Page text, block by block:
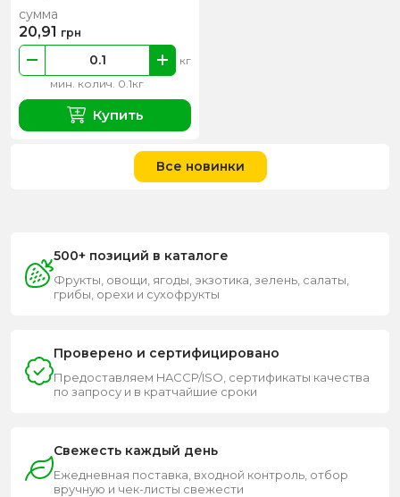
мин. колич. 0.1кг
кг
сумма
20,91 грн
Купить
Все новинки
500+ позиций в каталоге
Фрукты, овощи, ягоды, экзотика, зелень, салаты,
грибы, орехи и сухофрукты
Проверено и сертифицировано
Предоставляем HACCP/ISO, сертификаты качества
по запросу и в кратчайшие сроки
Свежесть каждый день
Ежедневная поставка, входной контроль, отбор
вручную и чек-листы свежести